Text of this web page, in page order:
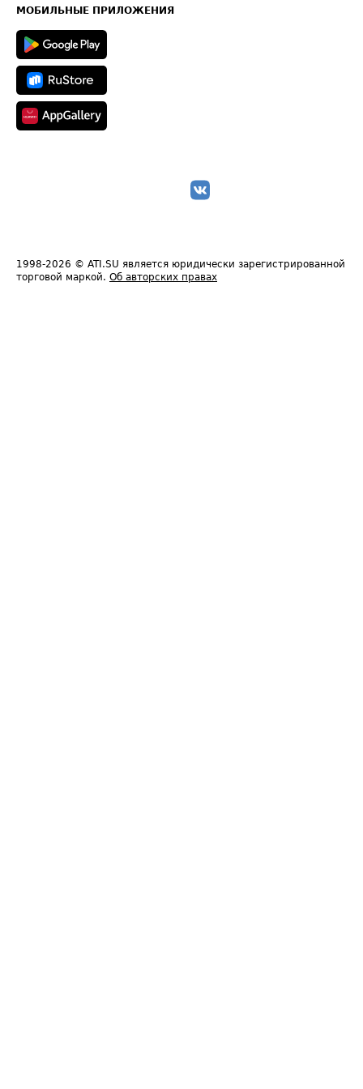
Техническая информация
МОБИЛЬНЫЕ ПРИЛОЖЕНИЯ
1998-2026 © ATI.SU является юридически зарегистрированной
торговой маркой. Об авторских правах